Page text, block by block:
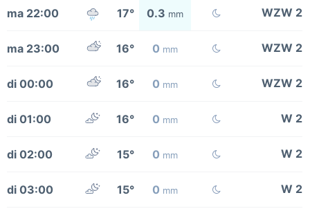
ma 22:00 17° 0.3 mm WZW 2
ma 23:00 16° 0 mm WZW 2
di 00:00 16° 0 mm WZW 2
di 01:00 16° 0 mm W 2
di 02:00 15° 0 mm W 2
di 03:00 15° 0 mm W 2